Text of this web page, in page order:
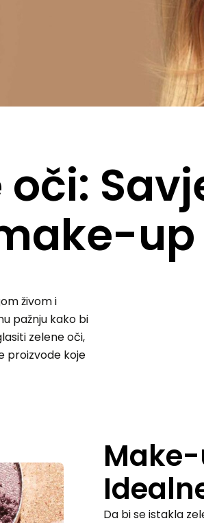
up
živom i
pažnju kako bi
zelene oči,
proizvode koje
Make-
Da bi se istakla